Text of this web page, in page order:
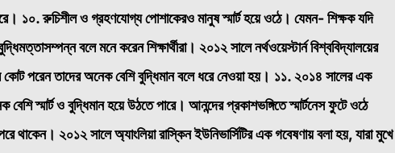
১০. রুচিশীল ও গ্রহণযোগ্য পোশাকেরও মানুষ স্মার্ট হয়ে ওঠে। যেমন- শিক্ষক যদি
বলে মনে করেন শিক্ষার্থীরা। ২০১২ সালে নর্থওয়েস্টার্ন বিশ্ববিদ্যালয়ের
পরেন তাদের অনেক বেশি বুদ্ধিমান বলে ধরে নেওয়া হয়। ১১. ২০১৪ সালের এক
স্মার্ট ও বুদ্ধিমান হয়ে উঠতে পারে। আনন্দের প্রকাশভঙ্গিতে স্মার্টনেস ফুটে ওঠে
থাকেন। ২০১২ সালে অ্যাংলিয়া রাস্কিন ইউনিভার্সিটির এক গবেষণায় বলা হয়, যারা মুখে